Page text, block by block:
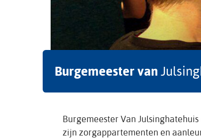
Burgemeester van
Burgemeester Van
zijn zorgappartementen en